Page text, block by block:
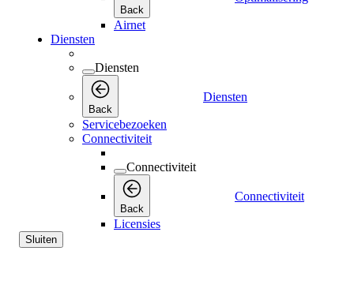
Back
Airnet
Diensten
Diensten
Back
Diensten
Servicebezoeken
Connectiviteit
Connectiviteit
Back
Connectiviteit
Licensies
Sluiten